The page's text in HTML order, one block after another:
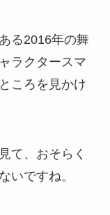
る2016年の舞
ラクタースマ
ころを見かけ
て、おそらく
いですね。